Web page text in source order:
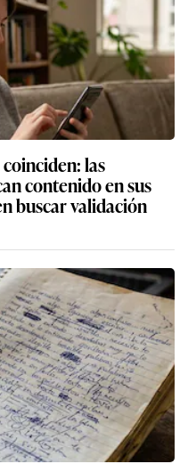
las
contenido en sus
buscar validación